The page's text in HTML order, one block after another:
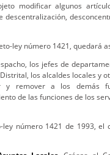
modificar algunos
ley número 1421, quedará
los jefes de
los alcaldes locales y
y remover a los demás
de las funciones de los
ley número 1421 de 1993, el